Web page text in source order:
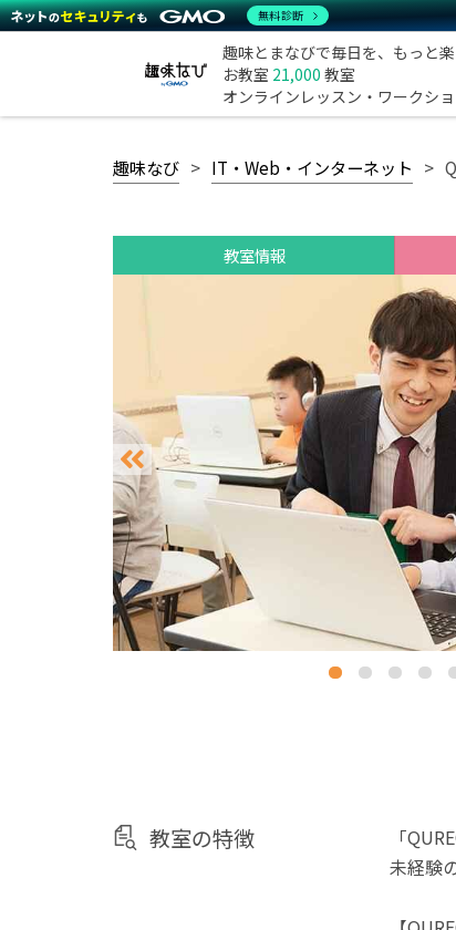
趣味とまなびで毎日を、もっと楽
お教室 21,000 教室
オンラインレッスン・ワークシ
趣味なび IT・Web・インターネット
教室情報
教室の特徴
「
未経験
無料診断